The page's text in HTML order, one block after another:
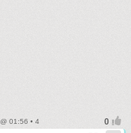
01:56 • 4